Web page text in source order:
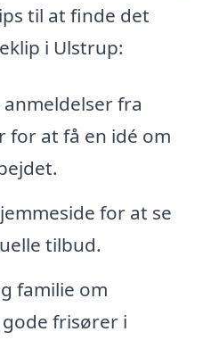
til at finde det
i Ulstrup:
fra
for at få en idé om
for at se
tilbud.
familie om
frisører i